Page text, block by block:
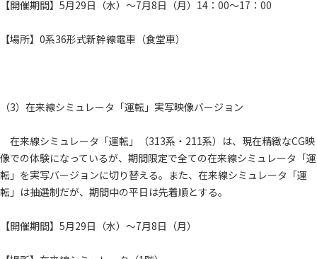
【開催期間】5月29日（水）～7月8日（月）14：00～17：00
【場所】0系36形式新幹線電車（食堂車）
（3）在来線シミュレータ「運転」実写映像バージョン
在来線シミュレータ「運転」（313系・211系）は、現在精緻なCG映
像での体験になっているが、期間限定で全ての在来線シミュレータ「運
転」を実写バージョンに切り替える。また、在来線シミュレータ「運
転」は抽選制だが、期間中の平日は先着順とする。
【開催期間】5月29日（水）～7月8日（月）